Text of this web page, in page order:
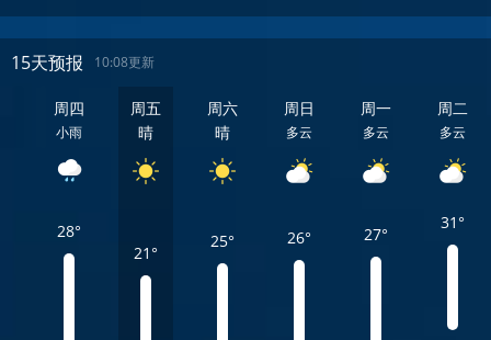
15天预报 10:08更新
周四
小雨
28°
周五
晴
21°
周六
晴
25°
周日
多云
26°
周一
多云
27°
周二
多云
31°